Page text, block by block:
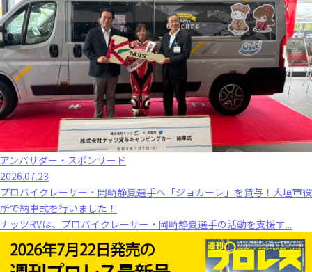
アンバサダー・スポンサード
2026.07.23
プロバイクレーサー・岡崎静夏選手へ「ジョカーレ」を貸与！大垣市役
所で納車式を行いました！
ナッツRVは、プロバイクレーサー・岡崎静夏選手の活動を支援す...